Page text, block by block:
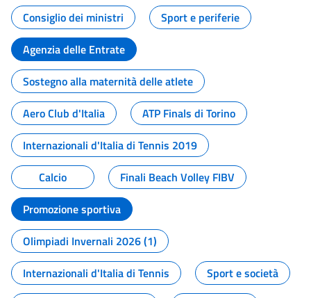
Consiglio dei ministri
Sport e periferie
Agenzia delle Entrate
Sostegno alla maternità delle atlete
Aero Club d'Italia
ATP Finals di Torino
Internazionali d'Italia di Tennis 2019
Calcio
Finali Beach Volley FIBV
Promozione sportiva
Olimpiadi Invernali 2026 (1)
Internazionali d'Italia di Tennis
Sport e società